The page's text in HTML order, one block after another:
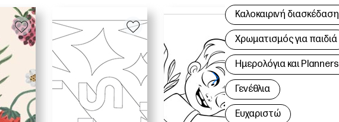
Καλοκαιρινή διασκέδαση
Χρωματισμός για παιδιά
Hμερολόγια και Planners
Γενέθλια
Ευχαριστώ